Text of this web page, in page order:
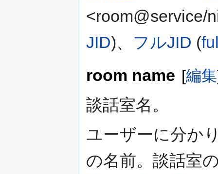
<room@service/
JID)、 フルJID (
room name [編集
談話室名。
ユーザーに分か
の名前。談話室